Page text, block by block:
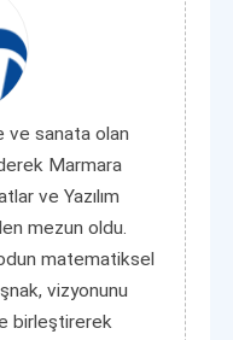
ve sanata olan
Marmara
ve Yazılım
mezun oldu.
matematiksel
vizyonunu
birleştirerek